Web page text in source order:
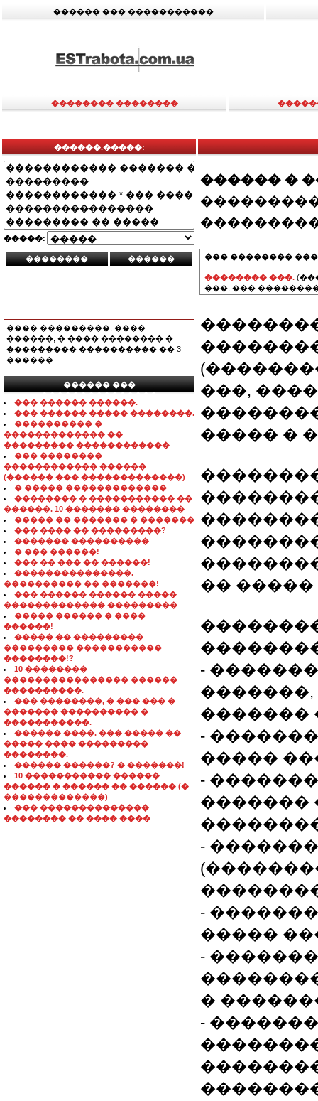
������ ��� �����������
�������� ��������
������.�����:
�����:
���� ���������, ����
������, � ���� �������� �
��������� ���������� �� 3
������.
������ ���
���������������
��� ������ ������.
��� ������ ����� ��������.
���������� �
������������� ��
��������� ������������
��� ��������
������������ ������
(������ ��� �������������)
� ����� �������������
�������� � ����������� ��
������. 10 ������� ��������
����� �� ������� � �������
��� ���� �� ���������?
������� ����������
� ��� ������!
��� �� ��� �� ������!
���������������.
���������� �� �������!
��� ������ ������ �����
������������� ���������
����� ������ � ����
������!
����� �� ���������
��������� �����������
��������!?
10 ��������
���������������� ������
����������.
��� ��������, � ��� ��� �
������� ���������� �
�����������.
������ ����. ��� ����� ��
����� ���� ���������
��������.
������ ������? � �������!
10 ����������� ������
������ � ������ �� ������ (�
�������������)
��� ��������������
�������� �� ���� ����
������ �
��� ��������
�������� ���.
���, ���
���,
����� �
��
-
�������
-
�����
-
�������
-
-
�����
-
�
-